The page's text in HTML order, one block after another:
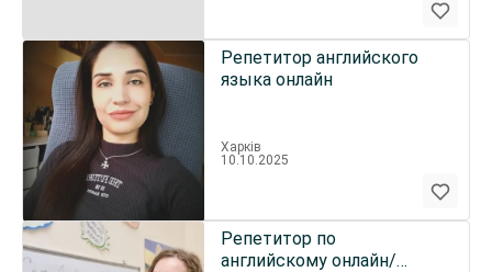
Репетитор английского
языка онлайн
Харків
10.10.2025
Репетитор по
английскому онлайн/